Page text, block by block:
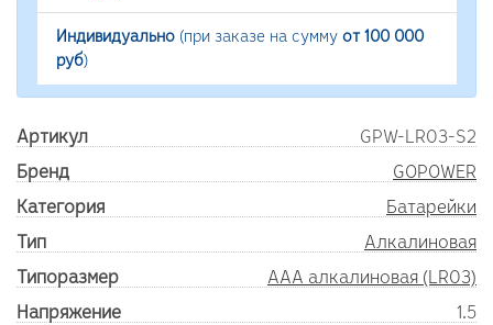
Индивидуально (при заказе на сумму от 100 000
руб)
Артикул
GPW-LR03-S2
Бренд
GOPOWER
Категория
Батарейки
Тип
Алкалиновая
Типоразмер
AAA алкалиновая (LR03)
Напряжение
1.5